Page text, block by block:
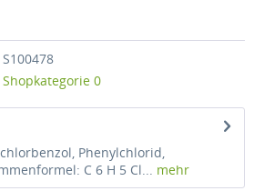
S100478
Shopkategorie 0
Phenylchlorid,
C 6 H 5 Cl... mehr